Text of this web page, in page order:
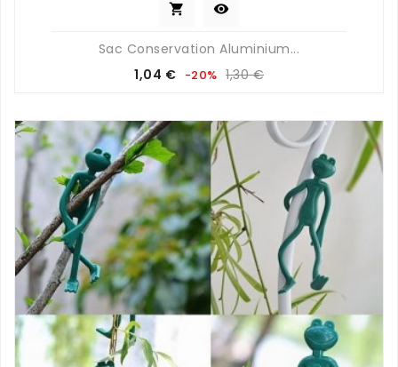
 
Sac Conservation Aluminium...
Prix
1,04 € Prix
-20% 1,30 €